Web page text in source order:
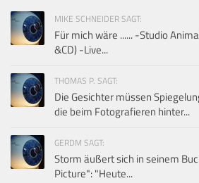
MIKE SCHNEIDER SAGT:
Für mich wäre ...... -Studio
&CD) -Live...
THOMAS P. SAGT:
Die Gesichter müssen
die beim Fotografieren hinter...
GERDM SAGT:
Storm äußert sich in seinem
Picture": "Heute...